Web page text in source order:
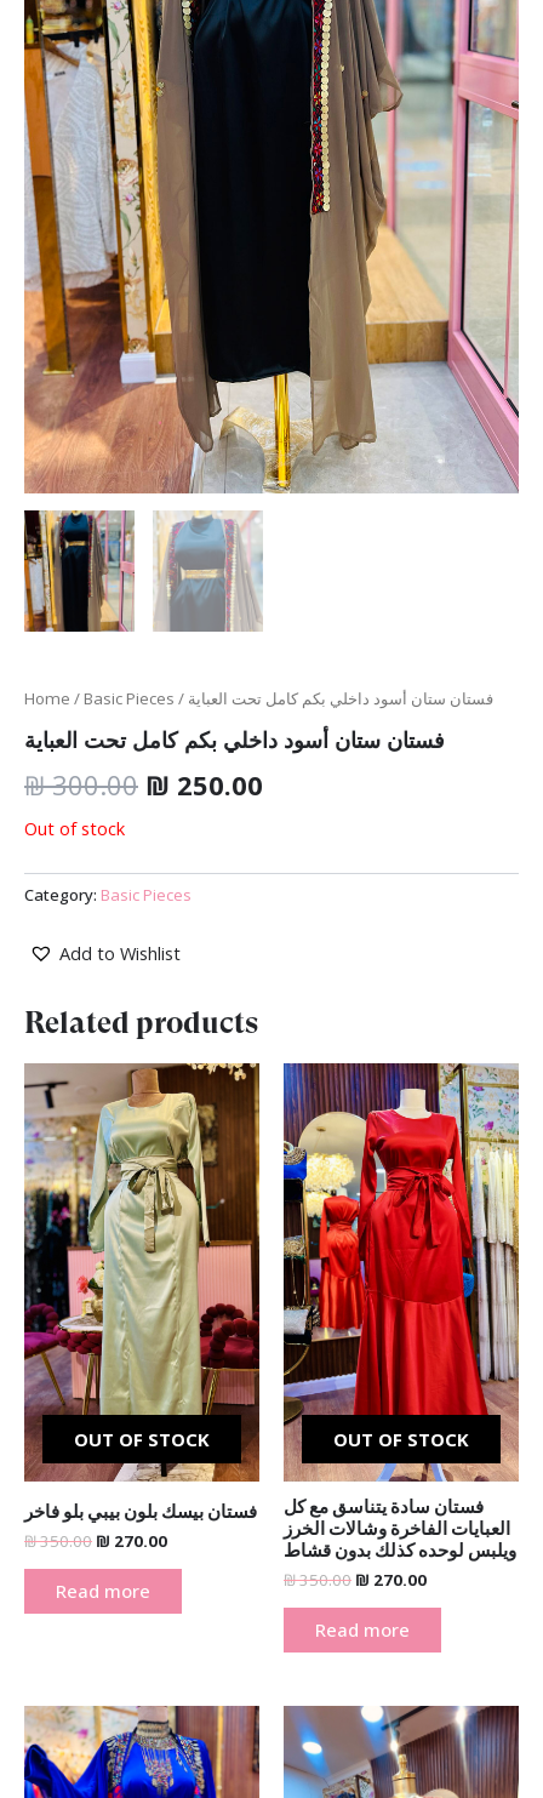
Home / Basic Pieces / فستان ستان أسود داخلي بكم كامل تحت العباية
فستان ستان أسود داخلي بكم كامل تحت العباية
₪300.00 ₪ 250.00
Out of stock
Category: Basic Pieces
Add to Wishlist
Related products
OUT OF STOCK
فستان بيسك بلون بيبي بلو فاخر
₪350.00
Original
price
was:
₪ 350.00.
₪ 270.00
Current
price
is:
₪ 270.00.
Read more
OUT OF STOCK
فستان سادة يتناسق مع كل
العبايات الفاخرة وشالات الخرز
ويلبس لوحده كذلك بدون قشاط
₪350.00
Original
price
was:
₪ 350.00.
₪ 270.00
Current
price
is:
₪ 270.00.
Read more
Original
price
was:
₪ 300.00.
Current
price
is:
₪ 250.00.
Original
price
was:
₪ 350.00.
Current
price
is:
₪ 250.00.